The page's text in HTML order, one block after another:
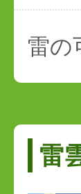
雷の
雷